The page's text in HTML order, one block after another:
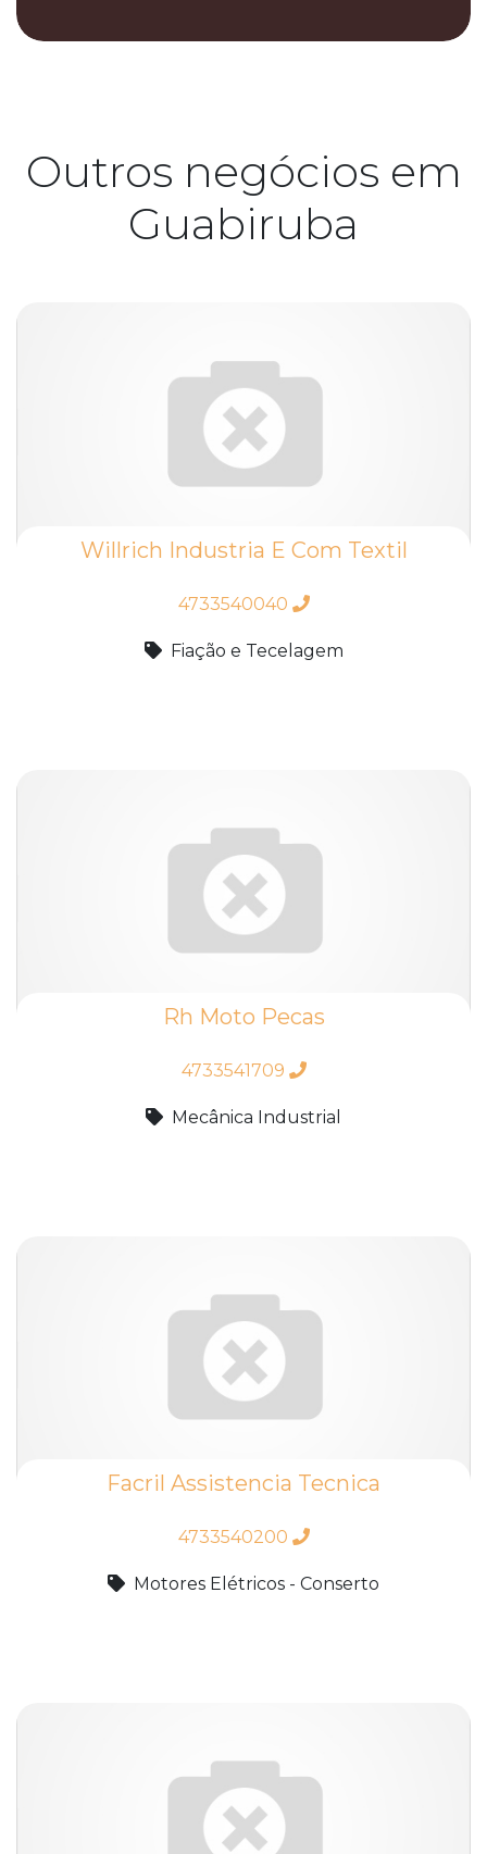
Outros negócios em
Guabiruba
Willrich Industria E Com Textil
4733540040
Fiação e Tecelagem
Rh Moto Pecas
4733541709
Mecânica Industrial
Facril Assistencia Tecnica
4733540200
Motores Elétricos - Conserto